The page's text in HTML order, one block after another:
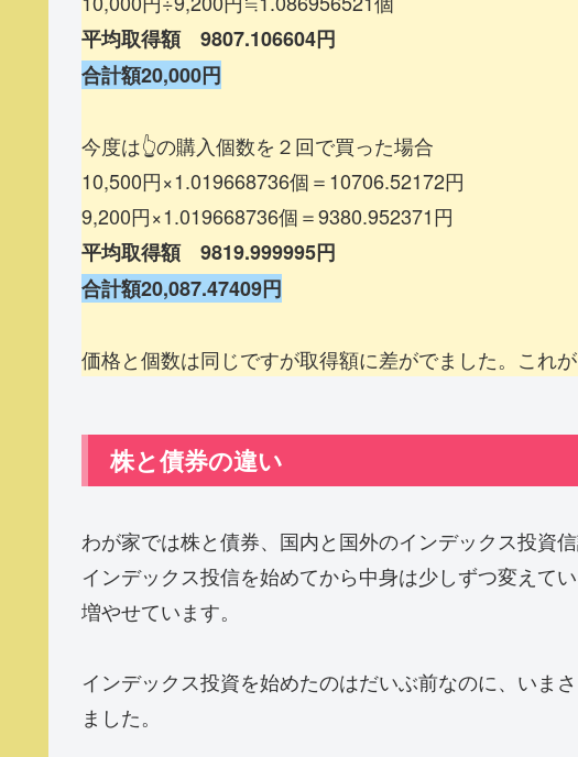
平均取得額 9807.106604円
合計額20,000円
今度は👆の購入個数を２回で買った場合
10,500円×1.019668736個＝10706.52172円
9,200円×1.019668736個＝9380.952371円
平均取得額 9819.999995円
合計額20,087.47409円
価格と個数は同じですが取得額に差がでました。これ
株と債券の違い
わが家では株と債券、国内と国外のインデックス投資
インデックス投信を始めてから中身は少しずつ変えて
増やせています。
インデックス投資を始めたのはだいぶ前なのに、いま
ました。